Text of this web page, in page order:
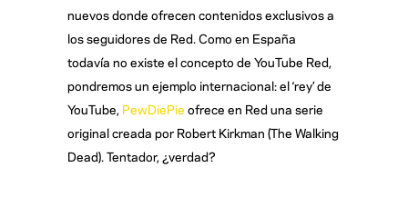
nuevos donde ofrecen contenidos exclusivos a
los seguidores de Red. Como en España
todavía no existe el concepto de YouTube Red,
pondremos un ejemplo internacional: el ‘rey’ de
YouTube, PewDiePie ofrece en Red una serie
original creada por Robert Kirkman (The Walking
Dead). Tentador, ¿verdad?